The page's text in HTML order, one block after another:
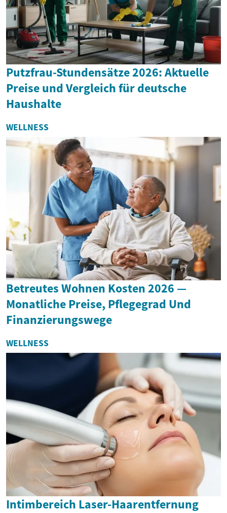
Putzfrau-Stundensätze 2026: Aktuelle
Preise und Vergleich für deutsche
Haushalte
WELLNESS
Betreutes Wohnen Kosten 2026 —
Monatliche Preise, Pflegegrad Und
Finanzierungswege
WELLNESS
Intimbereich Laser-Haarentfernung